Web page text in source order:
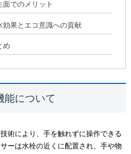
面でのメリット
効果とエコ意識への貢献
め
能について
術により、手を触れずに操作できる
ーは水栓の近くに配置され、手や物